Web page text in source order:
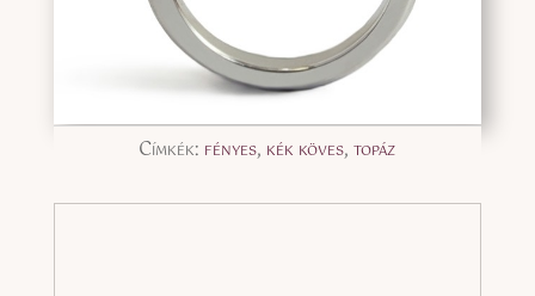
Címkék: fényes, kék köves,topáz